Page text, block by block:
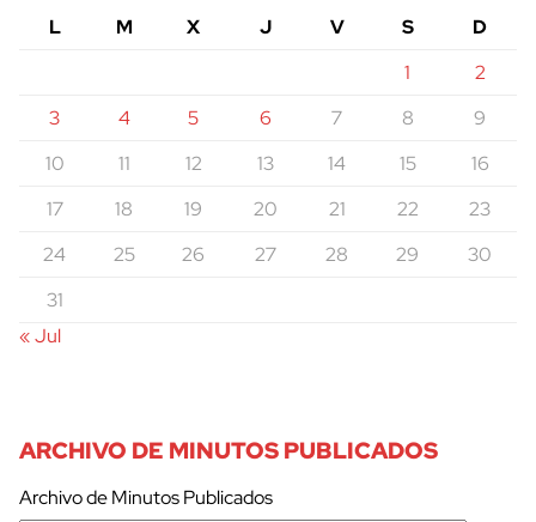
L M X J V S
D
1
2
3
4 5 6 7 8
9
10
11 12 13 14 15
16
17
18 19 20 21 22
23
24
25 26 27 28 29
30
31
« Jul
ARCHIVO DE MINUTOS PUBLICADOS
Archivo de Minutos Publicados